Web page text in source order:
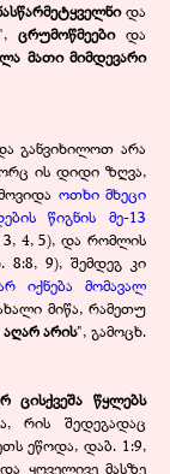
და
ცრუმოწმეებიდა
მათი მიმდევარი
განვიხილოთ არა
ის დიდი ზღვა,
ოთხი მხეცი
წიგნის მე-13
3, 4, 5), და რომლის
8:8, 9), შემდეგ კი
იქნება მომავალ
მიწა, რამეთუ
არის", გამოცხ.
ცისქვეშა წყლებს
რის შედეგადაც
ეწოდა, დაბ. 1:9,
ყოველივე მასზე